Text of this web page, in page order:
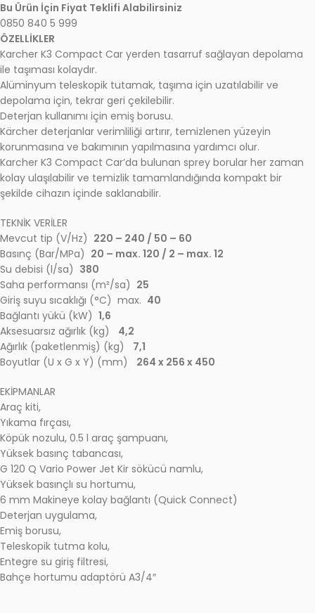
Bu Ürün İçin Fiyat Teklifi Alabilirsiniz
0850 840 5 999
ÖZELLİKLER
Karcher K3 Compact Car yerden tasarruf sağlayan depolama
ile taşıması kolaydır.
Alüminyum teleskopik tutamak, taşıma için uzatılabilir ve
depolama için, tekrar geri çekilebilir.
Deterjan kullanımı için emiş borusu.
Kärcher deterjanlar verimliliği artırır, temizlenen yüzeyin
korunmasına ve bakımının yapılmasına yardımcı olur.
Karcher K3 Compact Car’da bulunan sprey borular her zaman
kolay ulaşılabilir ve temizlik tamamlandığında kompakt bir
şekilde cihazın içinde saklanabilir.
TEKNİK VERİLER
Mevcut tip (V/Hz) 220 – 240 / 50 – 60
Basınç (Bar/MPa) 20 – max. 120 / 2 – max. 12
Su debisi (l/sa) 380
Saha performansı (m²/sa) 25
Giriş suyu sıcaklığı (°C) max. 40
Bağlantı yükü (kW)1,6
Aksesuarsız ağırlık (kg) 4,2
Ağırlık (paketlenmiş) (kg) 7,1
Boyutlar (U x G x Y) (mm) 264 x 256 x 450
EKİPMANLAR
Araç kiti,
Yıkama fırçası,
Köpük nozulu, 0.5 l araç şampuanı,
Yüksek basınç tabancası,
G 120 Q Vario Power Jet Kir sökücü namlu,
Yüksek basınçlı su hortumu,
6 mm Makineye kolay bağlantı (Quick Connect)
Deterjan uygulama,
Emiş borusu,
Teleskopik tutma kolu,
Entegre su giriş filtresi,
Bahçe hortumu adaptörü A3/4″